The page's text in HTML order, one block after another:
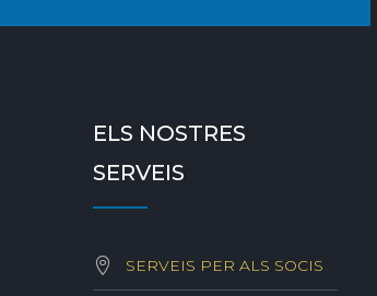
ELS NOSTRES
SERVEIS
SERVEIS PER ALS SOCIS